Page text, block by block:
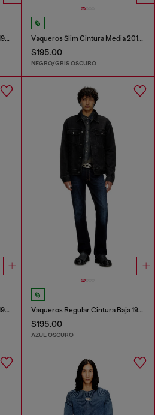
Vaqueros Relaxed Cintura Baja 1996 D-Sire Vaqueros Slim Cintura Media 2019 D-Strukt
$195.00
NEGRO/GRIS OSCURO
Vaqueros Relaxed Cintura Baja 1996 D-Sire Vaqueros Regular Cintura Baja 1985 Larkee
$195.00
AZUL OSCURO